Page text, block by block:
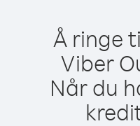
Å ringe
Viber
Når du